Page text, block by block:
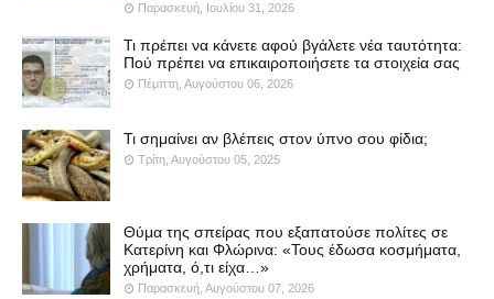
Παρασκευή, Ιουλίου 31, 2026
Τι πρέπει να κάνετε αφού βγάλετε νέα ταυτότητα:
Πού πρέπει να επικαιροποιήσετε τα στοιχεία σας
Πέμπτη, Αυγούστου 06, 2026
Τι σημαίνει αν βλέπεις στον ύπνο σου φίδια;
Τρίτη, Αυγούστου 05, 2025
Θύμα της σπείρας που εξαπατούσε πολίτες σε
Κατερίνη και Φλώρινα: «Τους έδωσα κοσμήματα,
χρήματα, ό,τι είχα…»
Παρασκευή, Αυγούστου 07, 2026